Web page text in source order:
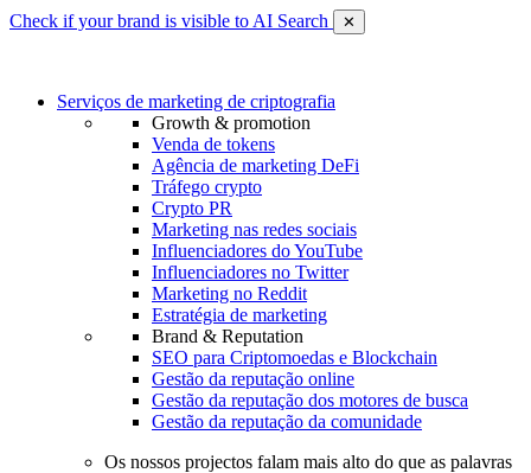
Check if your brand is visible to AI Search ✕
Serviços de marketing de criptografia
Growth & promotion
Venda de tokens
Agência de marketing DeFi
Tráfego crypto
Crypto PR
Marketing nas redes sociais
Influenciadores do YouTube
Influenciadores no Twitter
Marketing no Reddit
Estratégia de marketing
Brand & Reputation
SEO para Criptomoedas e Blockchain
Gestão da reputação online
Gestão da reputação dos motores de busca
Gestão da reputação da comunidade
Os nossos projectos falam mais alto do que as palavras